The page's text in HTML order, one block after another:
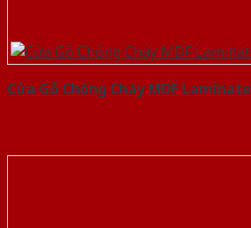
Cửa Gỗ Chống Cháy MDF Laminate